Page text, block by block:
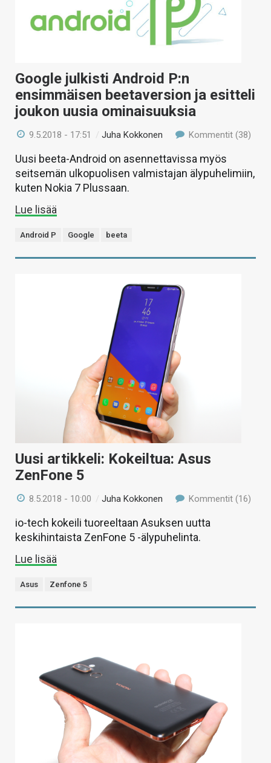
Google julkisti Android P:n
ensimmäisen beetaversion ja esitteli
joukon uusia ominaisuuksia
9.5.2018 - 17:51 /Juha Kokkonen Kommentit (38)
Uusi beeta-Android on asennettavissa myös
seitsemän ulkopuolisen valmistajan älypuhelimiin,
kuten Nokia 7 Plussaan.
Lue lisää
Android P Google beeta
Uusi artikkeli: Kokeiltua: Asus
ZenFone 5
8.5.2018 - 10:00 /Juha Kokkonen Kommentit (16)
io-tech kokeili tuoreeltaan Asuksen uutta
keskihintaista ZenFone 5 -älypuhelinta.
Lue lisää
Asus Zenfone 5